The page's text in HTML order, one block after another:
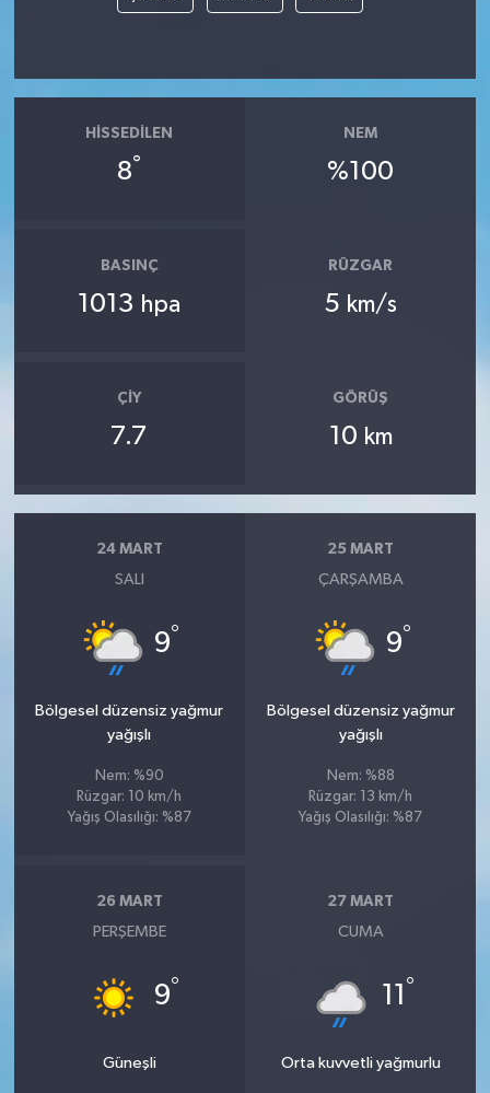
HISSEDILEN
8°
NEM
%100
BASINÇ
1013 hpa
RÜZGAR
5 km/s
ÇIY
7.7
GÖRÜŞ
10 km
24 MART
SALI
9°
Bölgesel düzensiz yağmur
yağışlı
Nem: %90
Rüzgar: 10 km/h
Yağış Olasılığı: %87
25 MART
ÇARŞAMBA
9°
Bölgesel düzensiz yağmur
yağışlı
Nem: %88
Rüzgar: 13 km/h
Yağış Olasılığı: %87
26 MART
PERŞEMBE
9°
Güneşli
27 MART
CUMA
11 °
Orta kuvvetli yağmurlu